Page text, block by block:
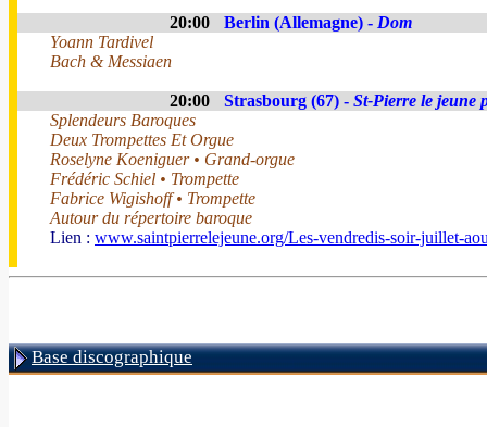
20:00 Berlin (Allemagne) - Dom
Yoann Tardivel
Bach & Messiaen
20:00 Strasbourg (67) - St-Pierre le jeune
Splendeurs Baroques
Deux Trompettes Et Orgue
Roselyne Koeniguer • Grand-orgue
Frédéric Schiel • Trompette
Fabrice Wigishoff • Trompette
Autour du répertoire baroque
Lien : www.saintpierrelejeune.org/Les-vendredis-soir-juillet-
Base discographique